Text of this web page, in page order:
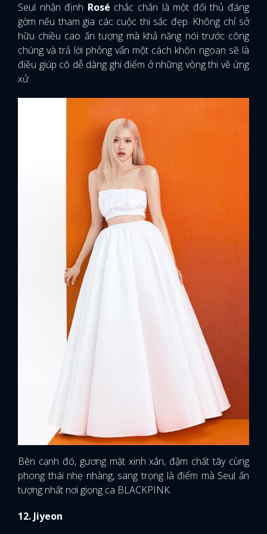
Seul nhận định Rosé chắc chắn là một đối thủ đáng
gờm nếu tham gia các cuộc thi sắc đẹp. Không chỉ sở
hữu chiều cao ấn tượng mà khả năng nói trước công
chúng và trả lời phỏng vấn một cách khôn ngoan sẽ là
điều giúp cô dễ dàng ghi điểm ở những vòng thi về ứng
xử.
Bên cạnh đó, gương mặt xinh xắn, đậm chất tây cùng
phong thái nhẹ nhàng, sang trọng là điểm mà Seul ấn
tượng nhất nơi giọng ca BLACKPINK.
12. Jiyeon